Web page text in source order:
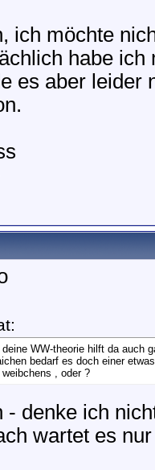
ich möchte
habe
es aber leider
deine WW-theorie hilft da auch
bedarf es doch einer
weibchens , oder ?
- denke ich
wartet es